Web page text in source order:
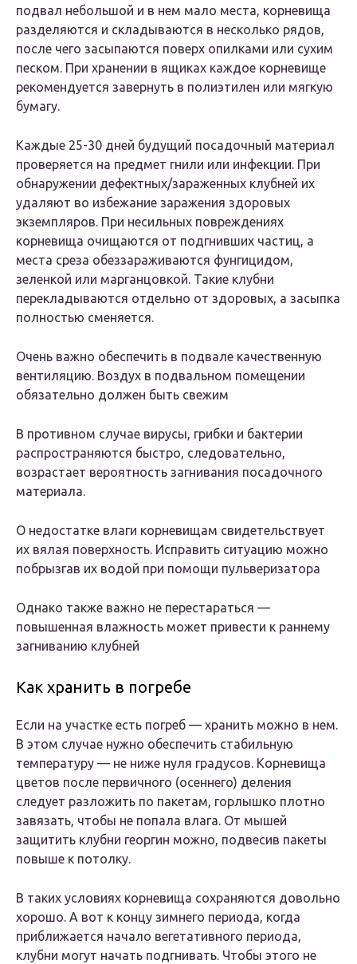
подвал небольшой и в нем мало места, корневища
разделяются и складываются в несколько рядов,
после чего засыпаются поверх опилками или сухим
песком. При хранении в ящиках каждое корневище
рекомендуется завернуть в полиэтилен или мягкую
бумагу.
Каждые 25-30 дней будущий посадочный материал
проверяется на предмет гнили или инфекции. При
обнаружении дефектных/зараженных клубней их
удаляют во избежание заражения здоровых
экземпляров. При несильных повреждениях
корневища очищаются от подгнивших частиц, а
места среза обеззараживаются фунгицидом,
зеленкой или марганцовкой. Такие клубни
перекладываются отдельно от здоровых, а засыпка
полностью сменяется.
Очень важно обеспечить в подвале качественную
вентиляцию. Воздух в подвальном помещении
обязательно должен быть свежим
В противном случае вирусы, грибки и бактерии
распространяются быстро, следовательно,
возрастает вероятность загнивания посадочного
материала.
О недостатке влаги корневищам свидетельствует
их вялая поверхность. Исправить ситуацию можно
побрызгав их водой при помощи пульверизатора
Однако также важно не перестараться —
повышенная влажность может привести к раннему
загниванию клубней
Как хранить в погребе
Если на участке есть погреб — хранить можно в нем.
В этом случае нужно обеспечить стабильную
температуру — не ниже нуля градусов. Корневища
цветов после первичного (осеннего) деления
следует разложить по пакетам, горлышко плотно
завязать, чтобы не попала влага. От мышей
защитить клубни георгин можно, подвесив пакеты
повыше к потолку.
В таких условиях корневища сохраняются довольно
хорошо. А вот к концу зимнего периода, когда
приближается начало вегетативного периода,
клубни могут начать подгнивать. Чтобы этого не